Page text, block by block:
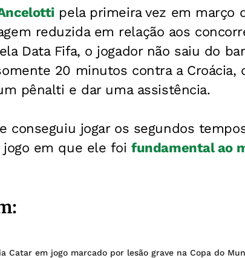
pela primeira vez em março
reduzida em relação aos
Data Fifa, o jogador não saiu do
20 minutos contra a
pênalti e dar uma assistência.
conseguiu jogar os segundos
jogo em que ele foifundamental ao
Catar em jogo marcado por lesão grave na Copa do